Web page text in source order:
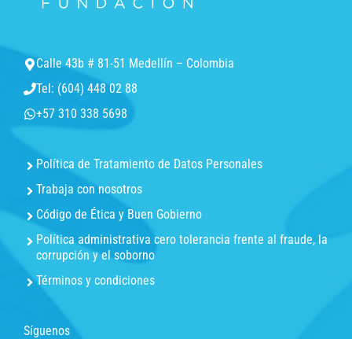
Calle 43b # 81-51 Medellín – Colombia
Tel: (604) 448 02 88
+57 310 338 5698
Política de Tratamiento de Datos Personales
Trabaja con nosotros
Código de Ética y Buen Gobierno
Política administrativa cero tolerancia frente al fraude, la
corrupción y el soborno
Términos y condiciones
Síguenos